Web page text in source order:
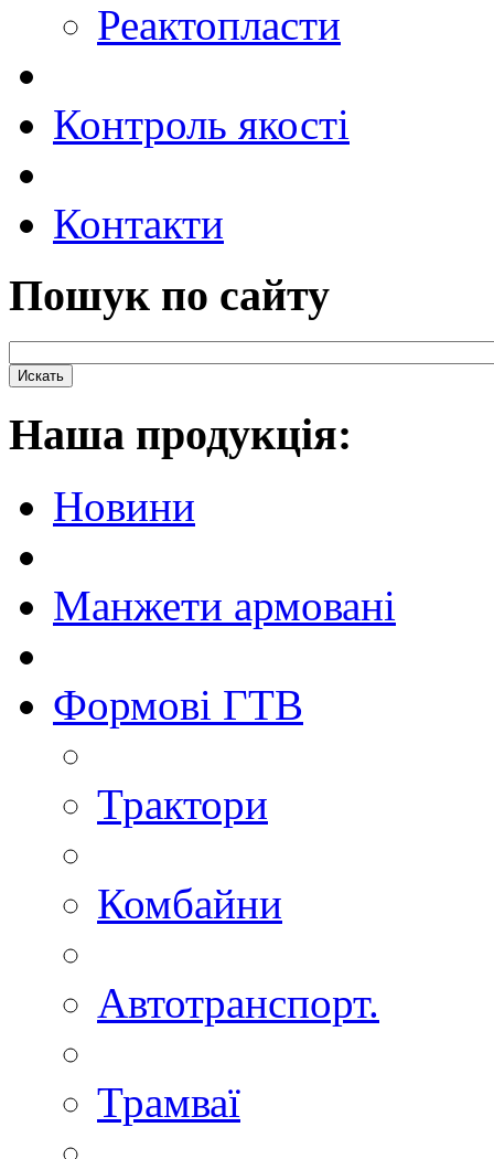
Реактопласти
Контроль якості
Контакти
Пошук по сайту
Наша продукцiя:
Новини
Манжети армовані
Формові ГТВ
Трактори
Комбайни
Автотранспорт.
Трамваї